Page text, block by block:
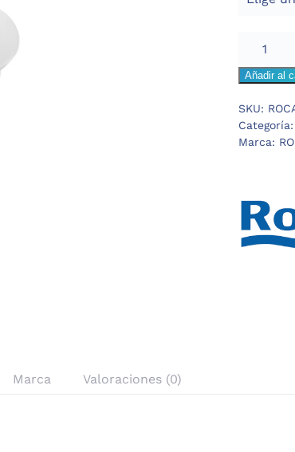
VALVULA
CLICK
cantidad
Añadir al
SKU:
Categoría:
Marca:
Marca Valoraciones (0)